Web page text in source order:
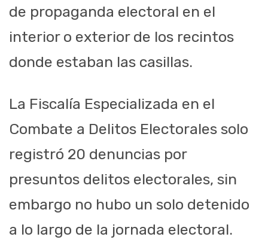
de propaganda electoral en el
interior o exterior de los recintos
donde estaban las casillas.
La Fiscalía Especializada en el
Combate a Delitos Electorales solo
registró 20 denuncias por
presuntos delitos electorales, sin
embargo no hubo un solo detenido
a lo largo de la jornada electoral.